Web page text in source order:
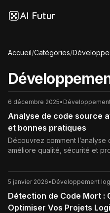
AI Futur
Accueil/Catégories/
6 décembre 2025•
Analyse de code source
et bonnes pratiques
Découvrez comment
améliore qualité, sécurité et
5 janvier 2026• Développement
Détection de Code Mort :
Optimiser Vos Projets